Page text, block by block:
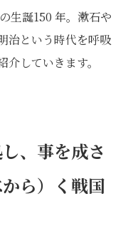
生誕150 年。漱石や
治という時代を呼吸
していきます。
、事を成さ
ら）く戦国